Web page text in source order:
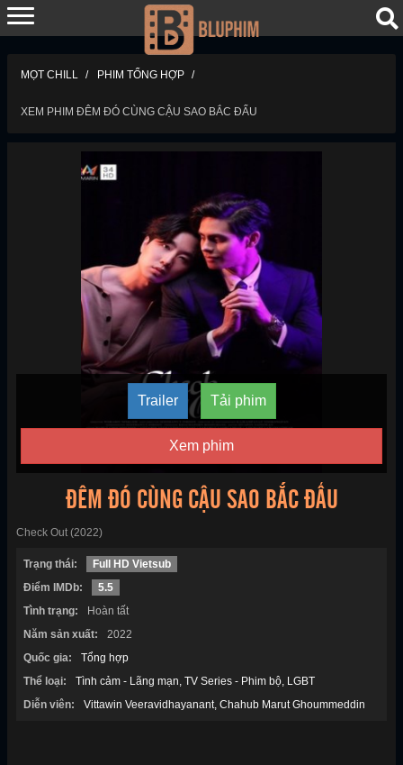
MỌT CHILL PHIM TỔNG HỢP
XEM PHIM ĐÊM ĐÓ CÙNG CẬU SAO BẮC ĐẨU
Trailer Tải phim
Xem phim
ĐÊM ĐÓ CÙNG CẬU SAO BẮC ĐẨU
Check Out (2022)
Trạng thái:
Full HD Vietsub
Điểm IMDb:
5.5
Tình trạng:
Hoàn tất
Năm sản xuất:
2022
Quốc gia:
Tổng hợp
Thể loại:
Tình cảm - Lãng mạn TV Series - Phim bộ LGBT
Diễn viên:
Vittawin Veeravidhayanant Chahub Marut Ghoummeddin